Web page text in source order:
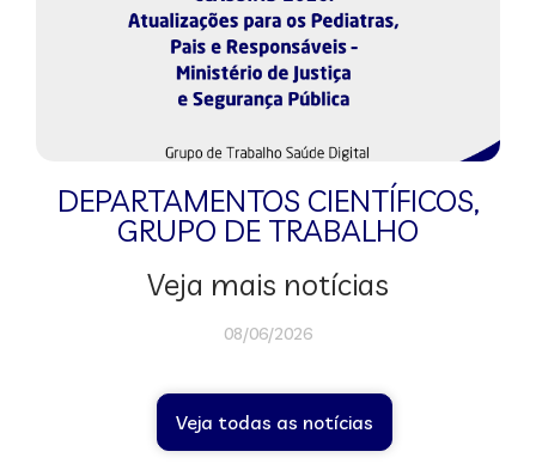
DEPARTAMENTOS CIENTÍFICOS,
GRUPO DE TRABALHO
Veja mais notícias
08/06/2026
Veja todas as notícias